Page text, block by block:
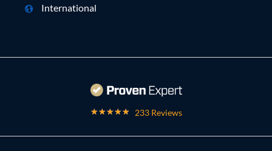
International
233 Reviews